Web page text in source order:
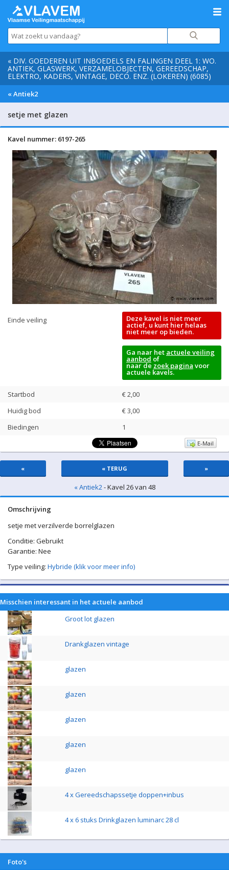
« DIV. GOEDEREN UIT INBOEDELS EN FALINGEN DEEL 1: WO.
ANTIEK, GLASWERK, VERZAMELOBJECTEN, GEREEDSCHAP,
ELEKTRO, KADERS, VINTAGE, DECO. ENZ. (LOKEREN) (6085)
« Antiek2
setje met glazen
Kavel nummer: 6197-265
Einde veiling Deze kavel is niet meer
actief, u kunt hier helaas
niet meer op bieden.
Ga naar het actuele veiling
aanbod of
naar de zoek pagina voor
actuele kavels.
Startbod
€ 2,00
Huidig bod
€3,00
Biedingen
1
E-Mail
« « TERUG »
« Antiek2- Kavel 26 van 48
Omschrijving
setje met verzilverde borrelglazen
Conditie: Gebruikt
Garantie: Nee
Type veiling: Hybride (klik voor meer info)
Misschien interessant in het actuele aanbod
Groot lot glazen
Drankglazen vintage
glazen
glazen
glazen
glazen
glazen
4 x Gereedschapssetje doppen+inbus
4 x 6 stuks Drinkglazen luminarc 28 cl
Foto's